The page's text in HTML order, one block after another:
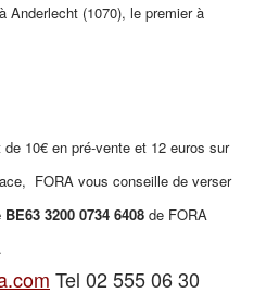
Anderlecht (1070), le premier à
10€ en pré-vente et 12 euros sur
FORA vous conseille de verser
3200 0734 6408 de FORA
Tel 02 555 06 30